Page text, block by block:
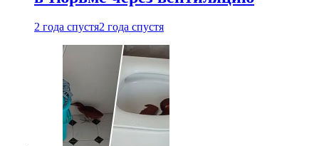
2 года спустя2 года спустя